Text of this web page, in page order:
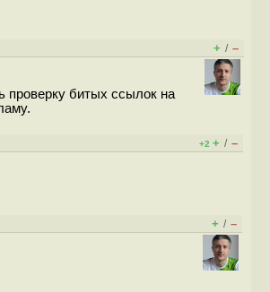
+ / –
проверку битых ссылок на
+2 + / –
+ / –